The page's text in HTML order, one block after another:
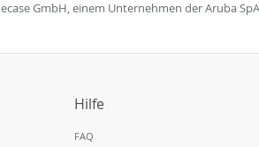
GmbH, einem Unternehmen der Aruba
Hilfe
FAQ